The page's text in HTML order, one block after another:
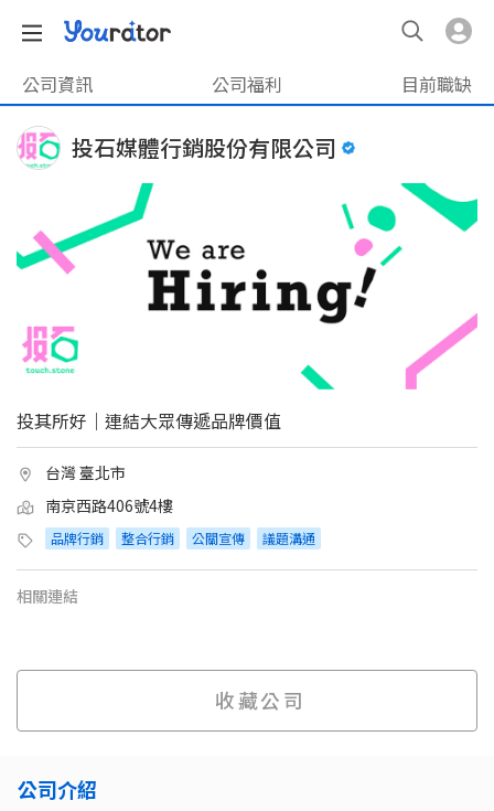
公司資訊 公司福利 目前職缺
投石媒體行銷股份有限公司
投其所好｜連結大眾傳遞品牌價值
台灣 臺北市
南京西路406號4樓
品牌行銷 整合行銷 公關宣傳 議題溝通
相關連結
收藏公司
公司介紹